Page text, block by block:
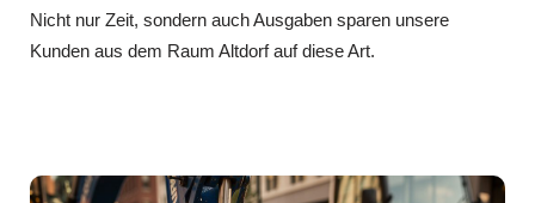
Nicht nur Zeit, sondern auch Ausgaben sparen unsere
Kunden aus dem Raum Altdorf auf diese Art.